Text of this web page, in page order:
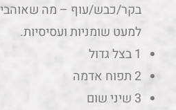
בקר/כבש/עוף – מה
למעט שומניות ועסיסיות.
1 בצל גדול
2 תפוח אדמה
3 שיני שום